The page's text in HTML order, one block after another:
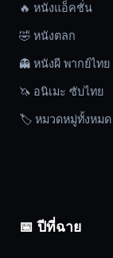
ภารกิจ
แทรกซึม
เข้าไป
เมือง
🔥 หนังแอ็คชั่น
🤣 หนังตลก
👻 หนังผี พากย์ไทย
🦄 อนิเมะ ซับไทย
🏷️ หมวดหมู่ทั้งหมด
📅 ปีที่ฉาย